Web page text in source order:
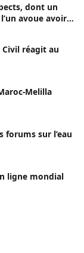
dont un
avoue avoir
Civil réagit au
Melilla
forums sur l’eau
ligne mondial